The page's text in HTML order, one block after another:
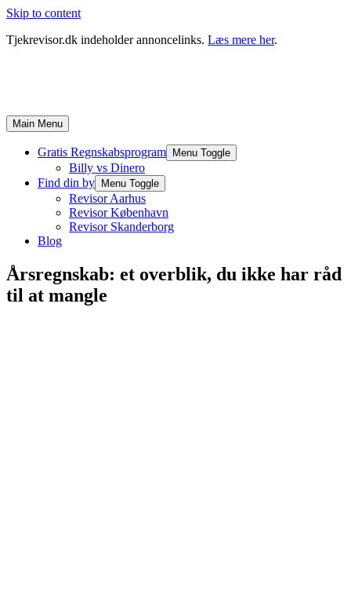
Skip to content
Tjekrevisor.dk indeholder annoncelinks. Læs mere her.
Main Menu
Gratis Regnskabsprogram Menu Toggle
Billy vs Dinero
Find din by
Menu Toggle
Revisor Aarhus
Revisor København
Revisor Skanderborg
Blog
Årsregnskab: et overblik, du ikke har råd
til at mangle